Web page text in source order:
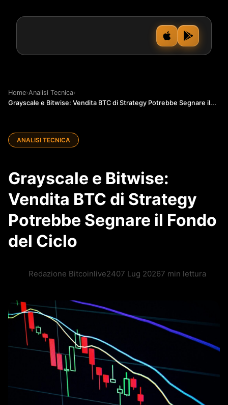
Home›Analisi Tecnica›
Grayscale e Bitwise: Vendita BTC di Strategy Potrebbe Segnare il...
ANALISI TECNICA
Grayscale e Bitwise:
Vendita BTC di Strategy
Potrebbe Segnare il Fondo
del Ciclo
Redazione Bitcoinlive2407 Lug 20267 min lettura